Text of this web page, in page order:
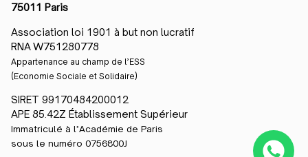
75011 Paris
Association loi 1901 à but non lucratif
RNA W751280778
Appartenance au champ de l’ESS
(Economie Sociale et Solidaire)
SIRET 99170484200012
APE 85.42Z Établissement Supérieur
Immatriculé à l’Académie de Paris
sous le numéro 0756800J